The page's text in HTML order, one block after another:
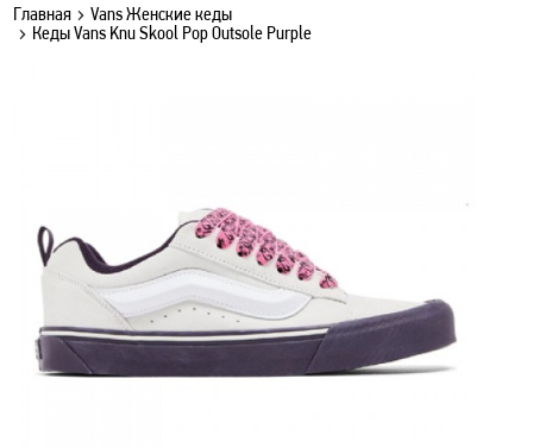
Главная
Vans Женские кеды
Кеды Vans Knu Skool Pop Outsole Purple